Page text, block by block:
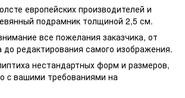
европейских производителей и
подрамник толщиной 2,5 см.
все пожелания заказчика, от
до редактирования самого изображения.
нестандартных форм и размеров,
c вашими требованиями на